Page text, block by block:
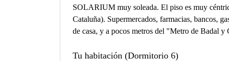
SOLARIUM muy soleada. El piso es muy
Cataluña). Supermercados, farmacias, bancos,
de casa, y a pocos metros del "Metro de Badal
Tu habitación (Dormitorio 6)